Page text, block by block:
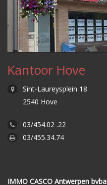
Kantoor Hove
Sint-Laureysplein 18
2540 Hove
03/454.02 .22
03/455.34.74
IMMO CASCO Antwerpen bvba